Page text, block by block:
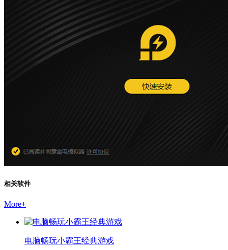
相关软件
More+
电脑畅玩小霸王经典游戏